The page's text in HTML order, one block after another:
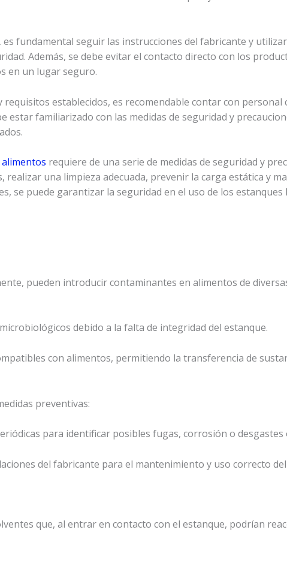
fundamental seguir las instrucciones del fabricante y
Además, se debe evitar el contacto directo con los
en un lugar seguro.
establecidos, es recomendable contar con personal
estar familiarizado con las medidas de seguridad y
requiere de una serie de medidas de seguridad y
una limpieza adecuada, prevenir la carga estática y
se puede garantizar la seguridad en el uso de los
pueden introducir contaminantes en alimentos de
debido a la falta de integridad del estanque.
con alimentos, permitiendo la transferencia de
preventivas:
para identificar posibles fugas, corrosión o desgastes
del fabricante para el mantenimiento y uso correcto
que, al entrar en contacto con el estanque, podrían